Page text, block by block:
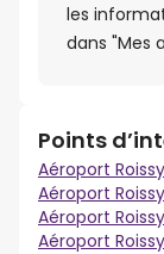
les
dans "Mes
Points
Aéroport
Aéroport
Aéroport
Aéroport